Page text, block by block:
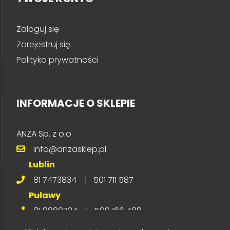
Zaloguj się
Zarejestruj się
Polityka prywatności
INFORMACJE O SKLEPIE
ANZA Sp. z o.o.
info@anzasklep.pl
Lublin
81 7473834 | 501 711 587
Puławy
81 8880724
| 509 166 488